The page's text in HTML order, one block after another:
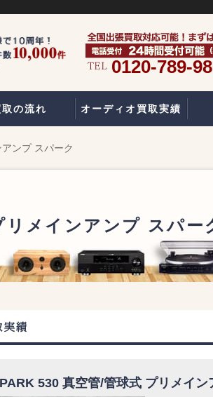
0120-789-
取の流れ オーディオ買取実績
ンプ スパーク
メインアンプ スパー
530 真空管/管球式 プリメイン